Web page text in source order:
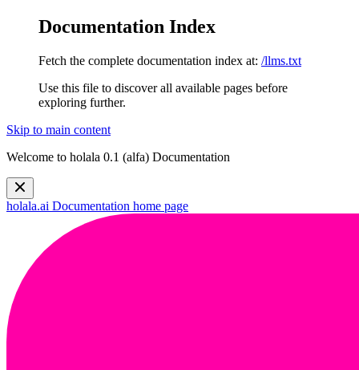
Documentation Index
Fetch the complete documentation index at: /llms.txt
Use this file to discover all available pages before
exploring further.
Skip to main content
Welcome to holala 0.1 (alfa) Documentation
holala.ai Documentation home page